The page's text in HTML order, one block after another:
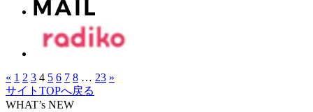
« 1 2 3 4 5 6 7 8 … 23 »
サイトTOPへ戻る
WHAT’s NEW